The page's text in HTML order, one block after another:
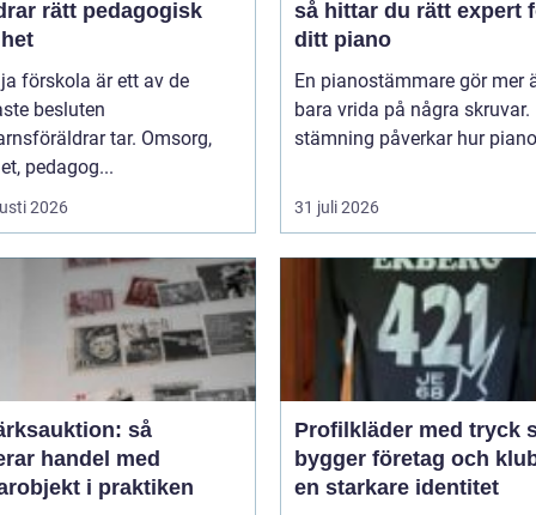
rätt pedagogisk
förskola är ett av de
besluten
tar. Omsorg,
pedagog...
2026
så hittar du rätt expert
ditt piano
En pianostämmare gör mer
bara vrida på några skruvar.
stämning påverkar hur
31 juli 2026
så
handel med
i praktiken
Profilkläder med tryck så
bygger företag och
en starkare identitet